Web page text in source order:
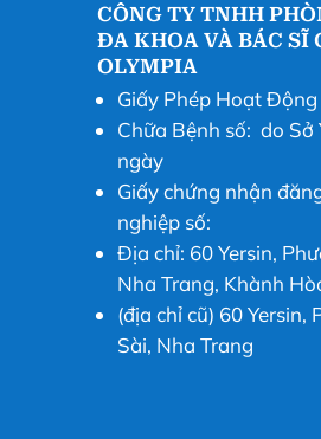
CÔNG TY TNHH
ĐA KHOA VÀ BÁC SĨ
OLYMPIA
Giấy Phép Hoạt
Chữa Bệnh số: do Sở
ngày
Giấy chứng nhận
nghiệp số:
Địa chỉ: 60 Yersin,
Nha Trang, Khành
(địa chỉ cũ) 60 Yersin,
Sài, Nha Trang